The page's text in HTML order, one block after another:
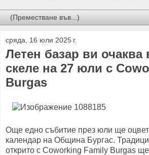
сряда, 16 юли 2025 г.
Летен базар ви очаква
скеле на 27 юли с
Burgas
Още едно събитие през юли ще
календар на Община Бургас.
открито с Coworking Family Burgas